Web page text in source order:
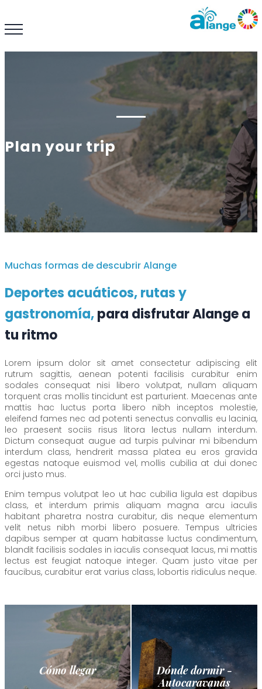
Plan your trip
Muchas formas de descubrir Alange
Deportes acuáticos, rutas y
gastronomía,para disfrutar Alange a
tu ritmo
Lorem ipsum dolor sit amet consectetur adipiscing elit
rutrum sagittis, aenean potenti facilisis curabitur enim
sodales consequat nisi libero volutpat, nullam aliquam
torquent cras mollis tincidunt est parturient. Maecenas ante
mattis hac luctus porta libero nibh inceptos molestie,
eleifend fames nec ad potenti senectus convallis eu lacinia,
leo praesent sociis risus litora lectus nullam interdum.
Dictum consequat augue ad turpis pulvinar mi bibendum
interdum class, hendrerit massa platea eu eros gravida
egestas natoque euismod vel, mollis cubilia at dui donec
orci justo mus.
Enim tempus volutpat leo ut hac cubilia ligula est dapibus
class, et interdum primis aliquam magna arcu iaculis
habitant pharetra nostra curabitur, dis neque elementum
velit netus nibh morbi libero posuere. Tempus ultricies
dapibus semper at quam habitasse luctus condimentum,
blandit facilisis sodales in iaculis consequat lacus, mi mattis
lectus est feugiat natoque integer. Quam justo vitae per
faucibus, curabitur erat varius class, lobortis ridiculus neque.
Cómo llegar
Dónde dormir -
Autocaravanas